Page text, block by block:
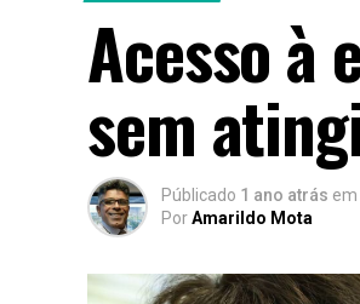
Acesso à
sem
Públicado 1 ano atrás em
PorAmarildo Mota